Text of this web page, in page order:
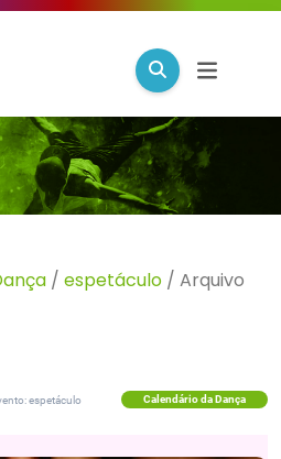
/ espetáculo / Arquivo
espetáculo Calendário da Dança